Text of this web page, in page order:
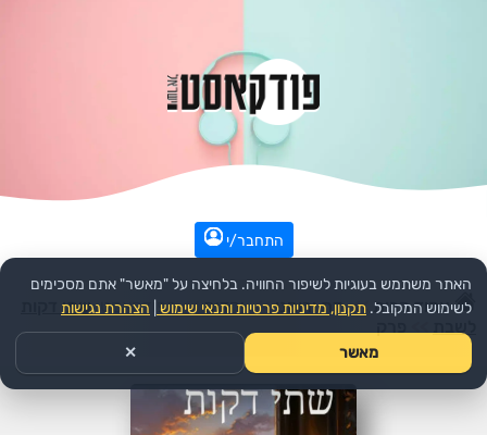
התחבר/י
עמוד הבית >> דת ורוחני >> יהדות >>הפודקאסט: שתי דקות
האתר משתמש בעוגיות לשיפור החוויה. בלחיצה על "מאשר" אתם מסכימים
לשימוש המקובל. תקנון, מדיניות פרטיות ותנאי שימוש הצהרת נגישות
מאשר ✕